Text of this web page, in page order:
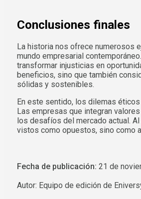
Conclusiones finales
La historia nos ofrece numerosos
mundo empresarial
transformar injusticias en
beneficios, sino que también
sólidas y sostenibles.
En este sentido, los dilemas
Las empresas que integran
los desafíos del mercado actual.
vistos como opuestos, sino como
Fecha de publicación: 21 de
Autor: Equipo de edición de